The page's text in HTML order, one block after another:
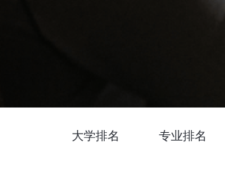
大学排名 专业排名